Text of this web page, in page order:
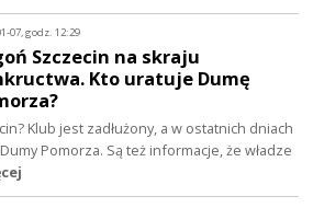
07, godz. 12:29
Szczecin na skraju
Kto uratuje Dumę
Klub jest zadłużony, a w ostatnich dniach
Pomorza. Są też informacje, że władze